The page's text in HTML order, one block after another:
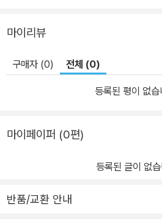
번 읽기 시작하면 뒷내용이 궁금하여
읽는다. 《이상한 과자 가게 전천당》은 재미와 흥미, 그 이상의 가치를
남긴다. 행운의 과자를 손에 넣었어도
따라 그 결말은 상당히 달라진다. 내가
둘러싼 나의 선택과 행동들에 권선징악
마이리뷰
구매자 (0) 전체 (0)
등록된 평이 없습
마이페이퍼 (0편)
등록된 글이 없
반품/교환 안내